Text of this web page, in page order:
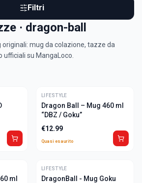
Filtri
· dragon-ball
mug da colazione, tazze da
ufficiali su MangaLoco.
ULTIME
LIFESTYLE
Dragon Ball – Mug 460 ml
“DBZ / Goku”
€12.99
Quasi esaurito
ml
LIFESTYLE
DragonBall - Mug Goku